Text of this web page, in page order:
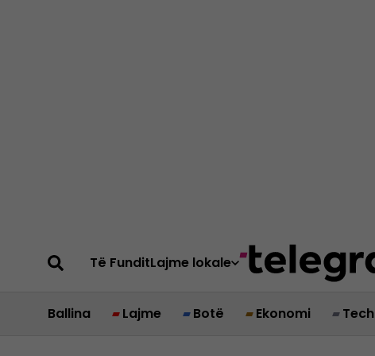
Të FunditLajme lokale
Ballina Lajme Botë Ekonomi Tech